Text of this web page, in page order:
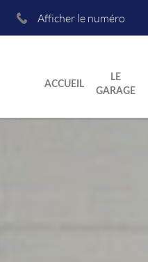
Afficher le numéro
ACCUEIL
LE
GARAGE